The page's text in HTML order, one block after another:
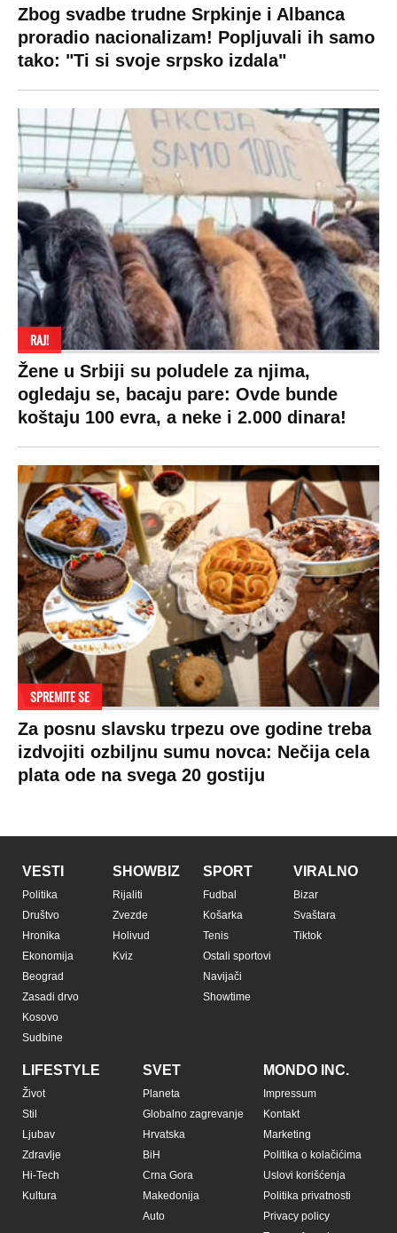
Zbog svadbe trudne Srpkinje i Albanca
proradio nacionalizam! Popljuvali ih samo
tako: "Ti si svoje srpsko izdala"
RAJ!
Žene u Srbiji su poludele za njima,
ogledaju se, bacaju pare: Ovde bunde
koštaju 100 evra, a neke i 2.000 dinara!
SPREMITE SE
Za posnu slavsku trpezu ove godine treba
izdvojiti ozbiljnu sumu novca: Nečija cela
plata ode na svega 20 gostiju
VESTI
Politika
Društvo
Hronika
Ekonomija
Beograd
Zasadi drvo
Kosovo
Sudbine
SHOWBIZ
Rijaliti
Zvezde
Holivud
Kviz
SPORT
Fudbal
Košarka
Tenis
Ostali sportovi
Navijači
Showtime
VIRALNO
Bizar
Svaštara
Tiktok
LIFESTYLE
Život
Stil
Ljubav
Zdravlje
Hi-Tech
Kultura
SVET
Planeta
Globalno zagrevanje
Hrvatska
BiH
Crna Gora
Makedonija
Auto
MONDO INC.
Impressum
Kontakt
Marketing
Politika o kolačićima
Uslovi korišćenja
Politika privatnosti
Privacy policy